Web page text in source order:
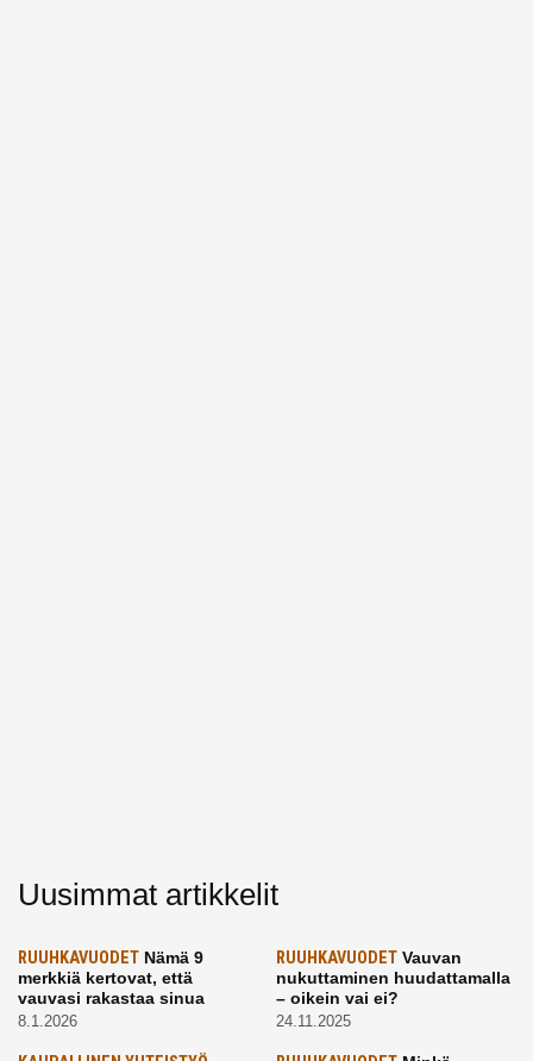
Uusimmat artikkelit
RUUHKAVUODET Nämä 9
merkkiä kertovat, että
vauvasi rakastaa sinua
8.1.2026
RUUHKAVUODETVauvan
nukuttaminen huudattamalla
– oikein vai ei?
24.11.2025